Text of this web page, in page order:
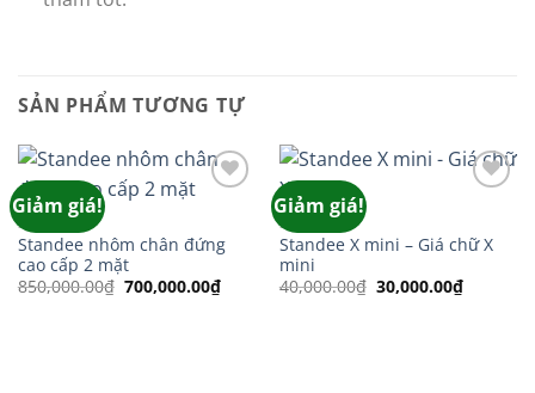
SẢN PHẨM TƯƠNG TỰ
Giảm giá!
STANDEE
Standee nhôm chân đứng
cao cấp 2 mặt
850,000.00₫ Giá
700,000.00₫Giá
hiện
Giảm giá!
STANDEE
Standee X mini – Giá chữ X
mini
40,000.00₫ Giá
gốc
30,000.00₫Giá
hiện